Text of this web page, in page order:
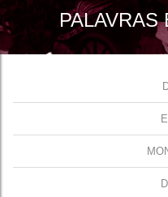
PALAVRAS